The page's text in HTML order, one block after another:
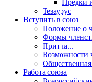
Предки
Тезаурус
Вступить в союз
Положение о
Формы
Притча...
Возможности
Общественная
Работа союза